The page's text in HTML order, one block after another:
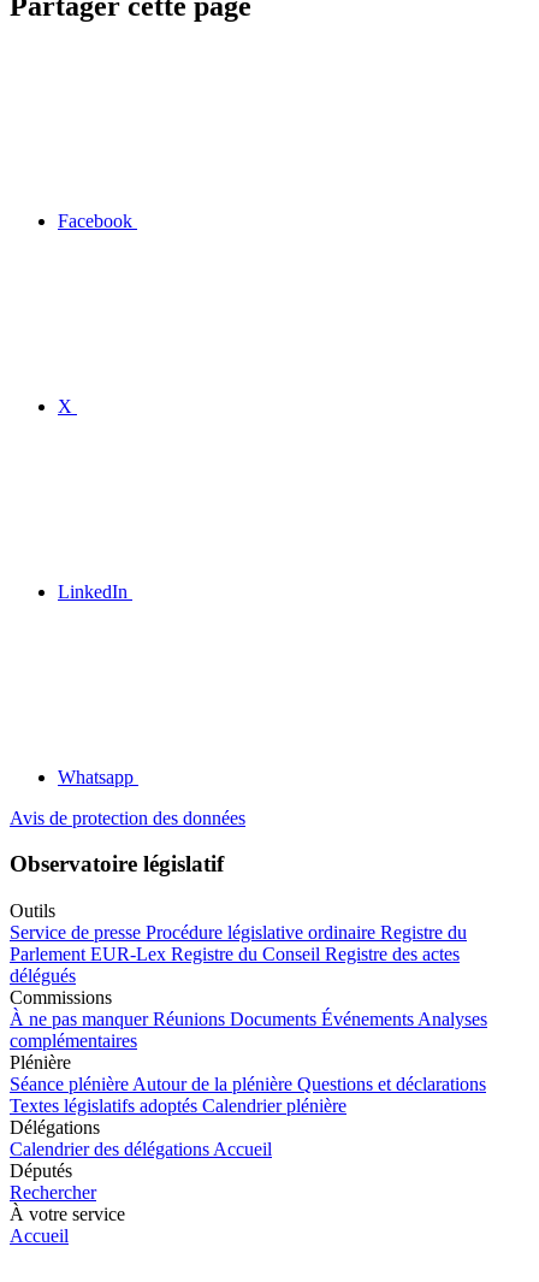
Facebook
X
LinkedIn
Whatsapp
Avis de protection des données
Observatoire législatif
Outils
Service de presse Procédure législative ordinaire Registre du
Parlement EUR-Lex Registre du Conseil Registre des actes
délégués
Commissions
À ne pas manquer Réunions Documents Événements Analyses
complémentaires
Plénière
Séance plénière Autour de la plénière Questions et déclarations
Textes législatifs adoptés Calendrier plénière
Délégations
Calendrier des délégations Accueil
Députés
Rechercher
À votre service
Accueil